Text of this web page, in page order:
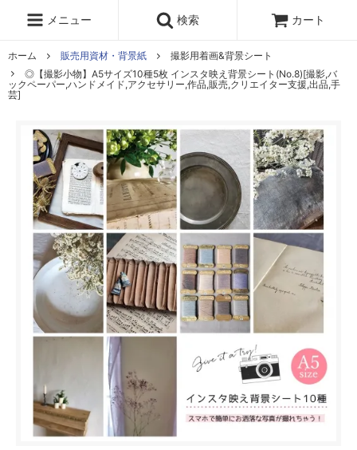
メニュー 検索 カート
ホーム 販売用資材・背景紙
撮影用着画&背景シート
◎【撮影小物】A5サイズ10種5枚 インスタ映え背景シート(No.8)[撮影,バ
ックペーパー,ハンドメイド,アクセサリー,作品,販売,クリエイター支援,出品,手
芸]